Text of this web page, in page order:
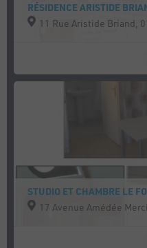
RÉSIDENCE ARISTIDE
11 Rue Aristide Briand,
STUDIO ET CHAMBRE LE
17 Avenue Amédée